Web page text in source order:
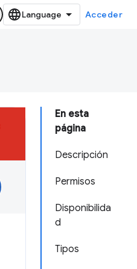
Acceder
En esta
página
Descripción
Permisos
Disponibilida
d
Tipos